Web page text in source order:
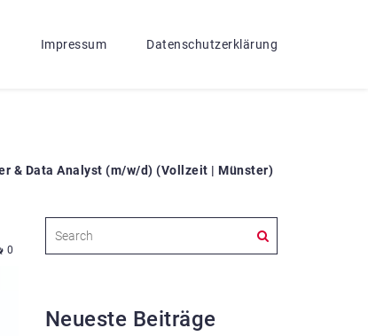
Impressum Datenschutzerklärung
& Data Analyst (m/w/d) (Vollzeit | Münster)
0
Neueste Beiträge